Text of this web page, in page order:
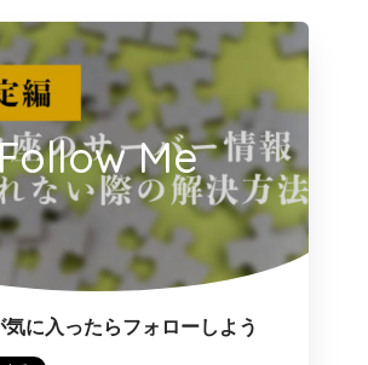
Me
気に入ったらフォローしよう